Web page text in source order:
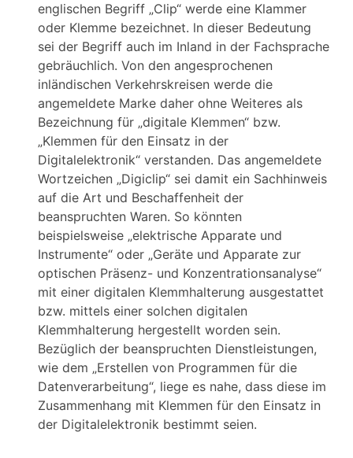
englischen Begriff „Clip“ werde eine Klammer
oder Klemme bezeichnet. ln dieser Bedeutung
sei der Begriff auch im Inland in der Fachsprache
gebräuchlich. Von den angesprochenen
inländischen Verkehrskreisen werde die
angemeldete Marke daher ohne Weiteres als
Bezeichnung für „digitale Klemmen“ bzw.
„Klemmen für den Einsatz in der
Digitalelektronik“ verstanden. Das angemeldete
Wortzeichen „Digiclip“ sei damit ein Sachhinweis
auf die Art und Beschaffenheit der
beanspruchten Waren. So könnten
beispielsweise „elektrische Apparate und
Instrumente“ oder „Geräte und Apparate zur
optischen Präsenz- und Konzentrationsanalyse“
mit einer digitalen Klemmhalterung ausgestattet
bzw. mittels einer solchen digitalen
Klemmhalterung hergestellt worden sein.
Bezüglich der beanspruchten Dienstleistungen,
wie dem „Erstellen von Programmen für die
Datenverarbeitung“, liege es nahe, dass diese im
Zusammenhang mit Klemmen für den Einsatz in
der Digitalelektronik bestimmt seien.